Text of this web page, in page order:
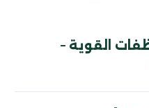
القوية –